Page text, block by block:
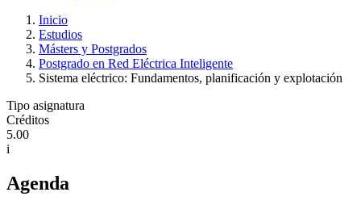
Inicio
Estudios
Másters y Postgrados
Postgrado en Red Eléctrica Inteligente
Sistema eléctrico: Fundamentos, planificación y explotación
Tipo asignatura
Créditos
5.00
i
Agenda